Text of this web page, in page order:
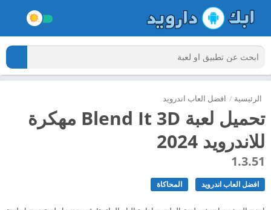
الرئيسية / افضل العاب اندرويد
تحميل لعبة Blend It 3D مهكرة
للاندرويد 2024
1.3.51
افضل العاب اندرويد المحاكاة